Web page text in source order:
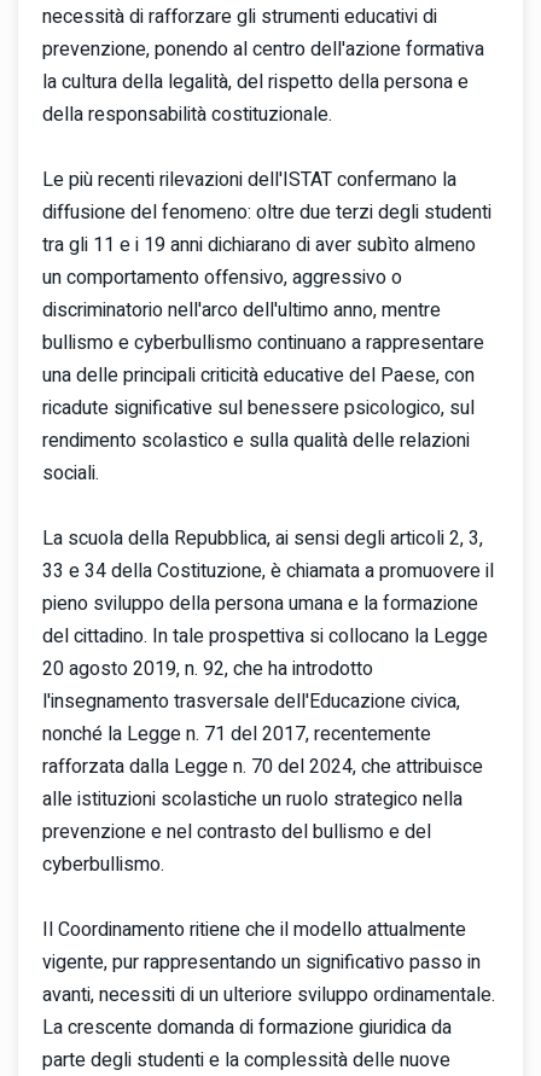
necessità di rafforzare gli strumenti educativi di
prevenzione, ponendo al centro dell'azione formativa
la cultura della legalità, del rispetto della persona e
della responsabilità costituzionale.
Le più recenti rilevazioni dell'ISTAT confermano la
diffusione del fenomeno: oltre due terzi degli studenti
tra gli 11 e i 19 anni dichiarano di aver subìto almeno
un comportamento offensivo, aggressivo o
discriminatorio nell'arco dell'ultimo anno, mentre
bullismo e cyberbullismo continuano a rappresentare
una delle principali criticità educative del Paese, con
ricadute significative sul benessere psicologico, sul
rendimento scolastico e sulla qualità delle relazioni
sociali.
La scuola della Repubblica, ai sensi degli articoli 2, 3,
33 e 34 della Costituzione, è chiamata a promuovere il
pieno sviluppo della persona umana e la formazione
del cittadino. In tale prospettiva si collocano la Legge
20 agosto 2019, n. 92, che ha introdotto
l'insegnamento trasversale dell'Educazione civica,
nonché la Legge n. 71 del 2017, recentemente
rafforzata dalla Legge n. 70 del 2024, che attribuisce
alle istituzioni scolastiche un ruolo strategico nella
prevenzione e nel contrasto del bullismo e del
cyberbullismo.
Il Coordinamento ritiene che il modello attualmente
vigente, pur rappresentando un significativo passo in
avanti, necessiti di un ulteriore sviluppo ordinamentale.
La crescente domanda di formazione giuridica da
parte degli studenti e la complessità delle nuove